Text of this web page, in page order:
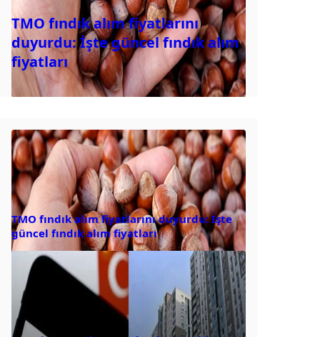
TMO fındık alım fiyatlarını
duyurdu: İşte güncel fındık alım
fiyatları
TMO fındık alım fiyatlarını duyurdu: İşte
güncel fındık alım fiyatları